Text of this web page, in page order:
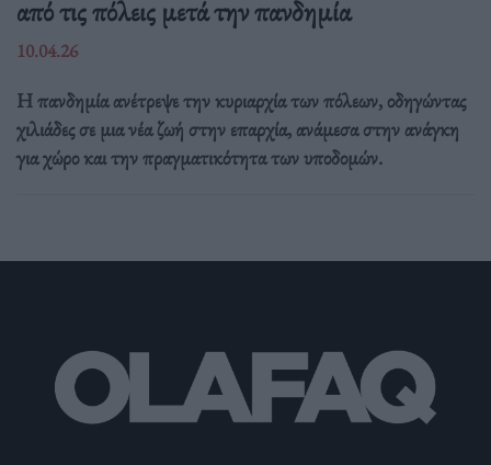
από τις πόλεις μετά την πανδημία
10.04.26
Η πανδημία ανέτρεψε την κυριαρχία των πόλεων, οδηγώντας
χιλιάδες σε μια νέα ζωή στην επαρχία, ανάμεσα στην ανάγκη
για χώρο και την πραγματικότητα των υποδομών.